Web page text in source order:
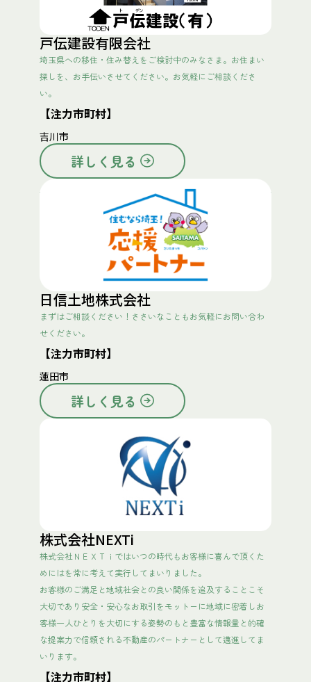
戸伝建設有限会社
埼玉県への移住・住み替えをご検討中のみなさま。お住まい
探しを、お手伝いさせてください。お気軽にご相談くださ
い。
【注力市町村】
吉川市
詳しく見る
日信土地株式会社
まずはご相談ください！ささいなこともお気軽にお問い合わ
せください。
【注力市町村】
蓮田市
詳しく見る
株式会社NEXTi
株式会社ＮＥＸＴｉではいつの時代もお客様に喜んで頂くた
めにはを常に考えて実行してまいりました。
お客様のご満足と地域社会との良い関係を追及することこそ
大切であり安全・安心なお取引をモットーに地域に密着しお
客様一人ひとりを大切にする姿勢のもと豊富な情報量と的確
な提案力で信頼される不動産のパートナーとして邁進してま
いります。
【注力市町村】